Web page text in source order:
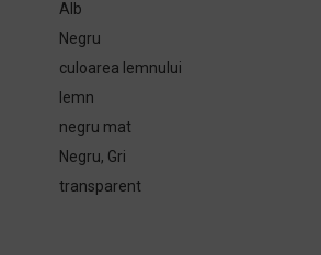
Alb
Negru
culoarea lemnului
lemn
negru mat
Negru, Gri
transparent